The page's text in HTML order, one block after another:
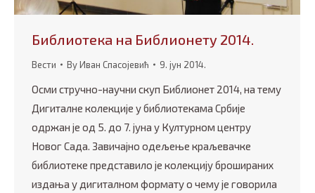
Библиотека на Библионету 2014.
Вести ByИван Спасојевић 9. јун 2014.
Осми стручно-научни скуп Библионет 2014, на тему
Дигиталне колекције у библиотекама Србије
одржан је од 5. до 7. јуна у Културном центру
Новог Сада. Завичајно одељење краљевачке
библиотеке представило је колекцију брошираних
издања у дигиталном формату о чему је говорила